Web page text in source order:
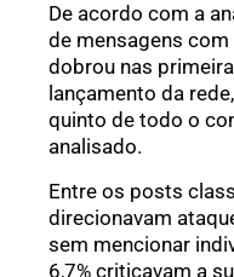
De acordo com a
de mensagens
dobrou nas
lançamento da
quinto de todo o
analisado.
Entre os posts
direcionavam
sem mencionar
6,7% criticavam a